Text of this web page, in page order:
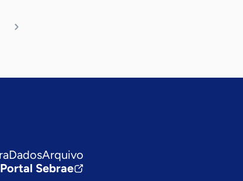
DadosArquivo
Sebrae